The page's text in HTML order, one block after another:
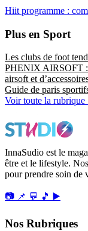
Hiit programme :
Plus en Sport
Les clubs de foot
PHENIX AIRSOFT :
airsoft et
Guide de paris
Voir toute la rubrique
InnaSudio est le
être et le lifestyle.
pour prendre soin de
📷 📌 💬 🎵 ▶️
Nos Rubriques